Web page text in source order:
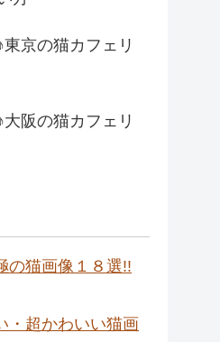
京の猫カフェリ
阪の猫カフェリ
猫画像１８選!!
・超かわいい猫画